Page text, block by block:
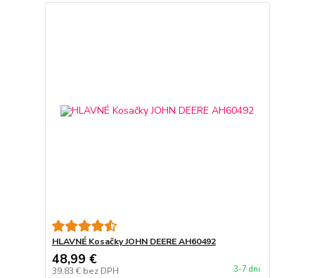
HLAVNÉ Kosačky JOHN DEERE AH60492
48,99 €
39,83 € bez DPH 3-7 dni